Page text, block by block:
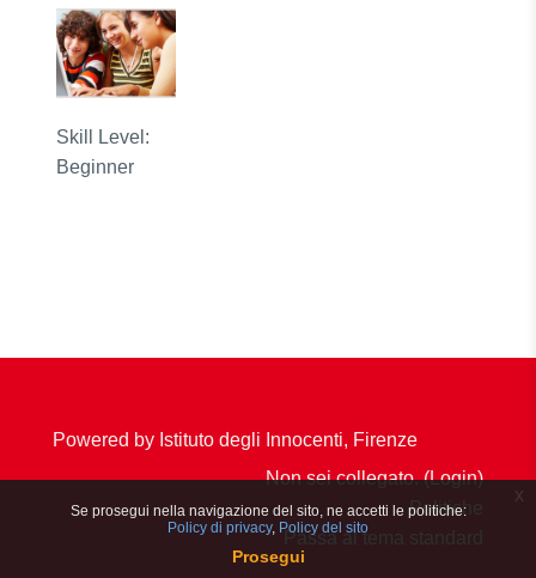
Skill Level :
Beginner
Powered by Istituto degli Innocenti, Firenze
Non sei collegato. (Login)
Politiche
Passa al tema standard
Se prosegui nella navigazione del sito, ne accetti le politiche:
Policy di privacy Policy del sito
Prosegui
x